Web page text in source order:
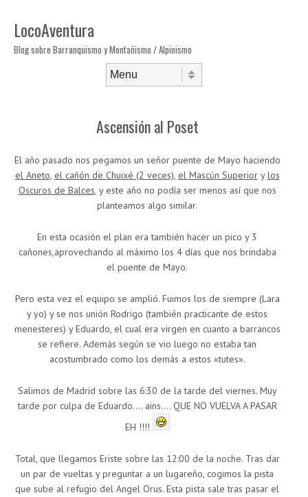
LocoAventura
Blog sobre Barranquismo y Montañismo / Alpinismo
Ascensión al Poset
El año pasado nos pegamos un señor puente de Mayo haciendo
el Aneto, el cañón de Chuixé (2 veces), el Mascún Superiorylos
Oscuros de Balces, y este año no podía ser menos así que nos
planteamos algo similar.
En esta ocasión el plan era también hacer un pico y 3
cañones,aprovechando al máximo los 4 días que nos brindaba
el puente de Mayo.
Pero esta vez el equipo se amplió. Fuimos los de siempre (Lara
y yo) y se nos unión Rodrigo (también practicante de estos
menesteres) y Eduardo, el cual era virgen en cuanto a barrancos
se refiere. Además según se vio luego no estaba tan
acostumbrado como los demás a estos «tutes».
Salimos de Madrid sobre las 6:30 de la tarde del viernes. Muy
tarde por culpa de Eduardo…. ains…. QUE NO VUELVA A PASAR
EH !!!!
Total, que llegamos Eriste sobre las 12:00 de la noche. Tras dar
un par de vueltas y preguntar a un lugareño, cogimos la pista
que sube al refugio del Angel Orus. Esta pista sale tras pasar el